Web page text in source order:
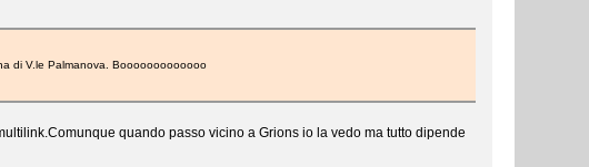
di V.le Palmanova. Booooooooooooo
quando passo vicino a Grions io la vedo ma tutto dipende